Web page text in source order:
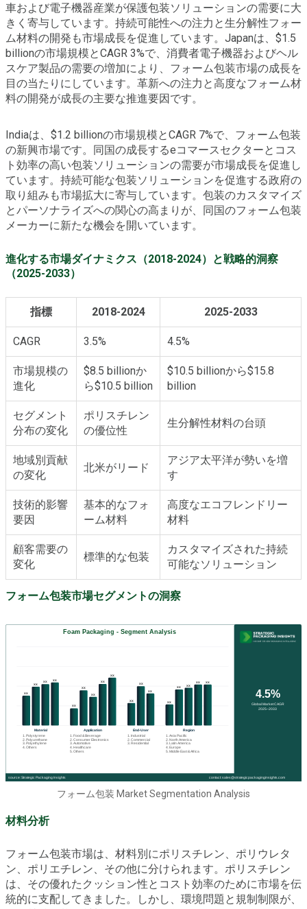
車および電子機器産業が保護包装ソリューションの需要に大
きく寄与しています。持続可能性への注力と生分解性フォー
ム材料の開発も市場成長を促進しています。Japanは、$1.5
billionの市場規模とCAGR 3%で、消費者電子機器およびヘル
スケア製品の需要の増加により、フォーム包装市場の成長を
目の当たりにしています。革新への注力と高度なフォーム材
料の開発が成長の主要な推進要因です。
Indiaは、$1.2 billionの市場規模とCAGR 7%で、フォーム包装
の新興市場です。同国の成長するeコマースセクターとコス
ト効率の高い包装ソリューションの需要が市場成長を促進し
ています。持続可能な包装ソリューションを促進する政府の
取り組みも市場拡大に寄与しています。包装のカスタマイズ
とパーソナライズへの関心の高まりが、同国のフォーム包装
メーカーに新たな機会を開いています。
進化する市場ダイナミクス（2018-2024）と戦略的洞察
（2025-2033）
指標 2018-2024 2025-2033
CAGR 3.5% 4.5%
市場規模の
進化
$8.5 billionか
ら$10.5 billion
$10.5 billionから$15.8
billion
セグメント
分布の変化
ポリスチレン
の優位性
生分解性材料の台頭
地域別貢献
の変化
北米がリード
アジア太平洋が勢いを増
す
技術的影響
要因
基本的なフォ
ーム材料
高度なエコフレンドリー
材料
顧客需要の
変化
標準的な包装
カスタマイズされた持続
可能なソリューション
フォーム包装市場セグメントの洞察
フォーム包装 Market Segmentation Analysis
材料分析
フォーム包装市場は、材料別にポリスチレン、ポリウレタ
ン、ポリエチレン、その他に分けられます。ポリスチレン
は、その優れたクッション性とコスト効率のために市場を伝
統的に支配してきました。しかし、環境問題と規制制限が、